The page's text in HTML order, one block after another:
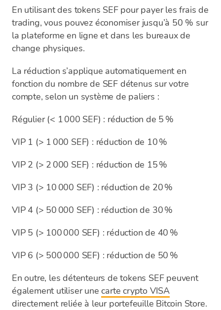
En utilisant des tokens SEF pour payer les frais de
trading, vous pouvez économiser jusqu’à 50 % sur
la plateforme en ligne et dans les bureaux de
change physiques.
La réduction s’applique automatiquement en
fonction du nombre de SEF détenus sur votre
compte, selon un système de paliers :
Régulier (< 1 000 SEF) : réduction de 5 %
VIP 1 (> 1 000 SEF) : réduction de 10 %
VIP 2 (> 2 000 SEF) : réduction de 15 %
VIP 3 (> 10 000 SEF) : réduction de 20 %
VIP 4 (> 50 000 SEF) : réduction de 30 %
VIP 5 (> 100 000 SEF) : réduction de 40 %
VIP 6 (> 500 000 SEF) : réduction de 50 %
En outre, les détenteurs de tokens SEF peuvent
également utiliser unecarte crypto VISA
directement reliée à leur portefeuille Bitcoin Store.